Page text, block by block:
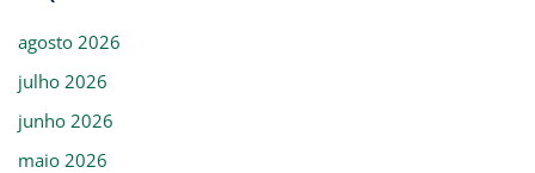
agosto 2026
julho 2026
junho 2026
maio 2026